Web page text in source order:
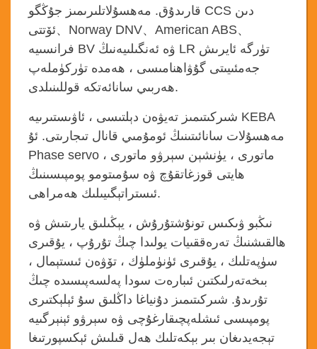
قارىدۇق. مەھسۇلاتلىرىمىز جۇڭگو CCS دىن
ئۆتتى、 Norway DNV、 American ABS、
فرانسىيە BV ۋە ئەنگىلىيەنىڭ LR تۈرگە ئايرىش
جەمئىيىتى گۇۋاھنامىسى ، ھەمدە تۈركۈملەپ
ھەربىي سانائەتكە قوللىنىلدى.
شىركىتىمىز تەيۋەن دېلتىسى ، ئاۋىستىرىيە KEBA
مەھسۇلات سانائىتىنىڭ ئومۇمىي قانال تىجارىتى. ئۇ
Phase servo ماتورى ، يۈنشېن سېرۋو ماتورى ،
ھايتى قوزغاتقۇچ ۋە سۇمىتومو پومپىسىنىڭ
ئىستراتېگىيىلىك ھەمراھى.
نىڭبو ۋىكىس تونۇشتۇرۇش ، يېڭىلىق يارىتىش ۋە
ھالقىشنىڭ تەرەققىيات يولىدا چىڭ تۇرۇپ ، يۇقىرى
سۈپەتلىك ، يۇقىرى ئۈنۈملۈك ، تۆۋەن ئىستېمال ،
بىخەتەرلىكتىن ئىبارەت سودا پەلسەپىسىدە چىڭ
تۇرىدۇ. شىركىتىمىز دۇنياغا داڭلىق سۇ ئېلېكتىرى
پومپىسى ئىشلەپچىقارغۇچى ۋە سېرۋو ئېنېرگىيە
تېجەيدىغان بىر بېكەتلىك ھەل قىلىش ئېكسپورتىغا